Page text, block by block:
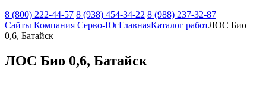
8 (800) 222-44-57 8 (938) 454-34-22 8 (988) 237-32-87
Сайты Компания Серво-ЮгГлавнаяКаталог работЛОС Био
0,6, Батайск
ЛОС Био 0,6, Батайск